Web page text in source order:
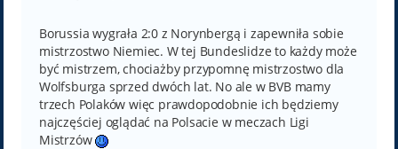
t
Borussia wygrała 2:0 z Norynbergą i zapewniła sobie
mistrzostwo Niemiec. W tej Bundeslidze to każdy może
być mistrzem, chociażby przypomnę mistrzostwo dla
Wolfsburga sprzed dwóch lat. No ale w BVB mamy
trzech Polaków więc prawdopodobnie ich będziemy
najczęściej oglądać na Polsacie w meczach Ligi
Mistrzów